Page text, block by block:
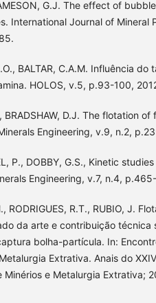
G.J. The effect of
International Journal of Mineral
BALTAR, C.A.M. Influência
HOLOS, v.5, p.93-100,
BRADSHAW, D.J. The flotation
Engineering, v.9, n.2,
P., DOBBY, G.S., Kinetic
Engineering, v.7, n.4,
RODRIGUES, R.T., RUBIO, J.
da arte e contribuição técnica
bolha-partícula. In:
Extrativa. Anais do
Minérios e Metalurgia Extrativa;